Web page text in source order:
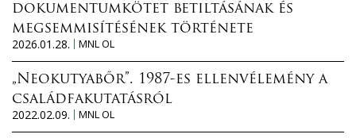
dokumentumkötet betiltásának és
megsemmisítésének története
2026.01.28.
MNL OL
„Neokutyabőr”. 1987-es ellenvélemény a
családfakutatásról
2022.02.09.
MNL OL